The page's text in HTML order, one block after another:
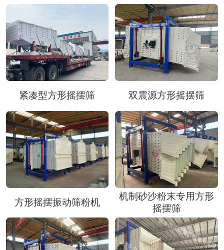
紧凑型方形摇摆筛 双震源方形摇摆筛
方形摇摆振动筛粉机
机制砂沙粉末专用方形
摇摆筛